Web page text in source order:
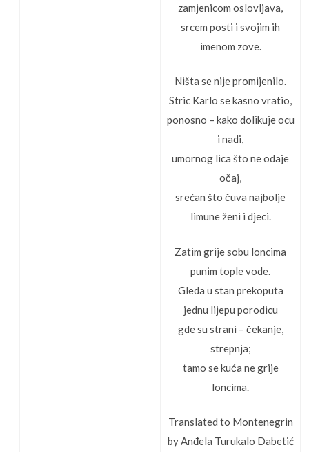
zamjenicom oslovljava,
srcem posti i svojim ih
imenom zove.
Ništa se nije promijenilo.
Stric Karlo se kasno vratio,
ponosno – kako dolikuje ocu
i nadi,
umornog lica što ne odaje
očaj,
srećan što čuva najbolje
limune ženi i djeci.
Zatim grije sobu loncima
punim tople vode.
Gleda u stan prekoputa
jednu lijepu porodicu
gde su strani – čekanje,
strepnja;
tamo se kuća ne grije
loncima.
Translated to Montenegrin
by Anđela Turukalo Dabetić